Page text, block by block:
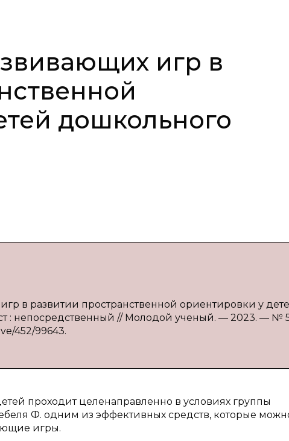
игр в
дошкольного
в развитии пространственной ориентировки у
: непосредственный // Молодой ученый. — 2023. — №
452/99643.
проходит целенаправленно в условиях группы
Ф. одним из эффективных средств, которые
игры.